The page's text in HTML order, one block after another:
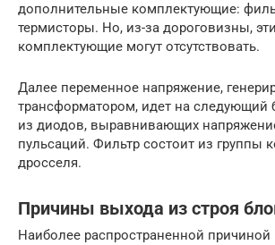
дополнительные комплектующие:
термисторы. Но, из-за дороговизны, эти
комплектующие могут отсутствовать.
Далее переменное напряжение,
трансформатором, идет на следующий
из диодов, выравнивающих
пульсаций. Фильтр состоит из группы
дросселя.
Причины выхода из строя
Наиболее распространенной